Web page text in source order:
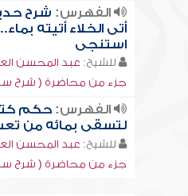
الفهرس: شرح
أتى الخلاء أتيته
استنجى
للشيخ: عبد المحسن
جزء من محاضرة ( شرح سنن
الفهرس:حكم
لتسقى بمائه من
للشيخ: عبد المحسن
جزء من محاضرة ( شرح سنن